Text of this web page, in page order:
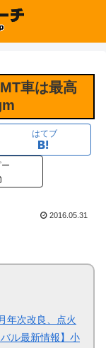
車は最高
はてブ
2016.05.31
年次改良、点火
ル最新情報】小